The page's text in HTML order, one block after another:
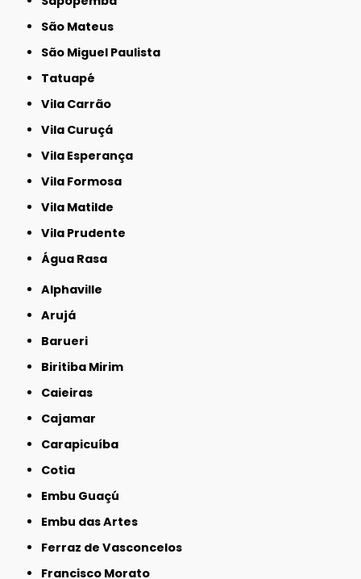
São Mateus
São Miguel Paulista
Tatuapé
Vila Carrão
Vila Curuçá
Vila Esperança
Vila Formosa
Vila Matilde
Vila Prudente
Água Rasa
Alphaville
Arujá
Barueri
Biritiba Mirim
Caieiras
Cajamar
Carapicuíba
Cotia
Embu Guaçú
Embu das Artes
Ferraz de Vasconcelos
Francisco Morato